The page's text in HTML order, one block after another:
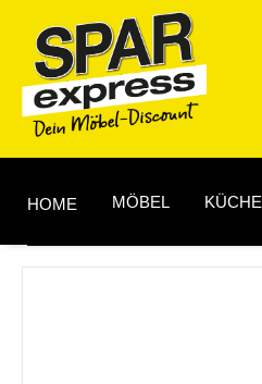
Hauptinhalt springen
Zur Suche springen
Zur Hauptnavigation springen
HOME MÖBEL KÜCHE